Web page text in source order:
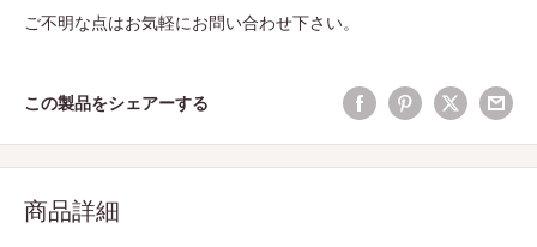
ご不明な点はお気軽にお問い合わせ下さい。
この製品をシェアーする
商品詳細